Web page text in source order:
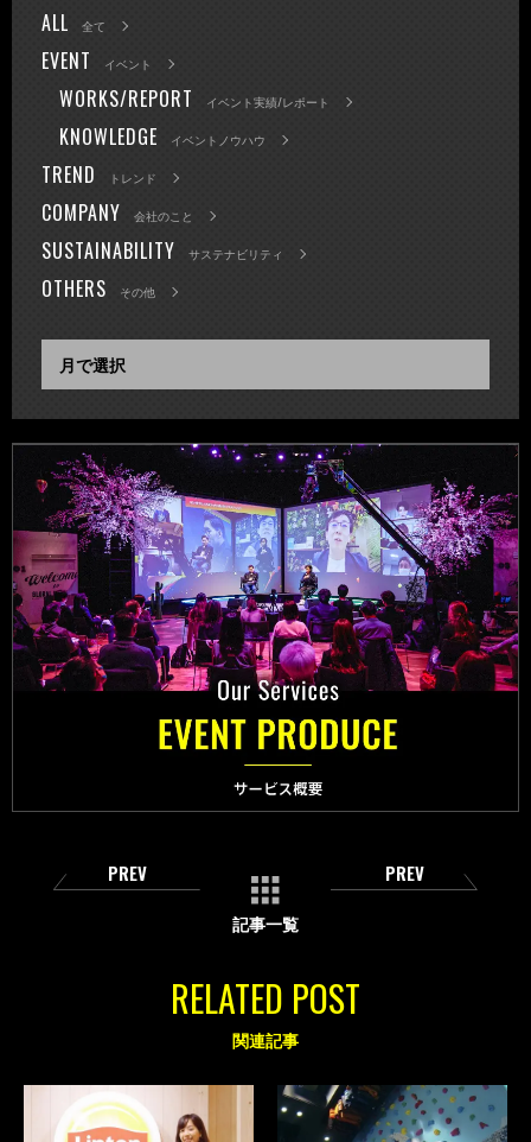
ALL 全て
EVENT イベント
WORKS/REPORT イベント実績/レポート
KNOWLEDGE イベントノウハウ
TREND トレンド
COMPANY 会社のこと
SUSTAINABILITY サステナビリティ
OTHERS その他
PREV
記事一覧
PREV
RELATED POST
関連記事